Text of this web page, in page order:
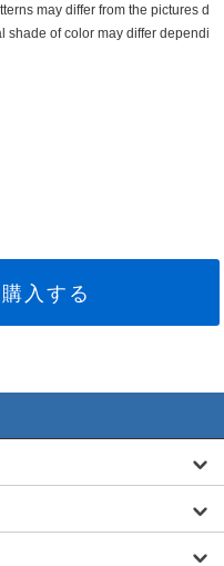
may differ from the pictures d
shade of color may differ dependi
入する